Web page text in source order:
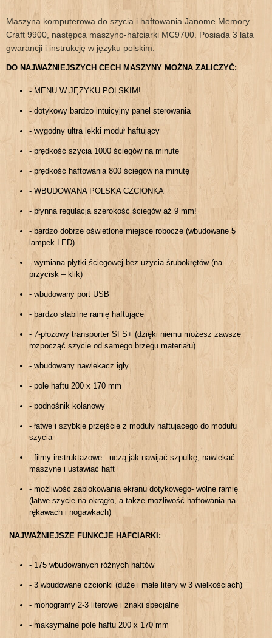
Maszyna komputerowa do szycia i haftowania Janome Memory
Craft 9900, następca maszyno-hafciarki MC9700. Posiada 3 lata
gwarancji i instrukcję w języku polskim.
DO NAJWAŻNIEJSZYCH CECH MASZYNY MOŻNA ZALICZYĆ:
- MENU W JĘZYKU POLSKIM!
- dotykowy bardzo intuicyjny panel sterowania
- wygodny ultra lekki moduł haftujący
- prędkość szycia 1000 ściegów na minutę
- prędkość haftowania 800 ściegów na minutę
- WBUDOWANA POLSKA CZCIONKA
- płynna regulacja szerokość ściegów aż 9 mm!
- bardzo dobrze oświetlone miejsce robocze (wbudowane 5
lampek LED)
- wymiana płytki ściegowej bez użycia śrubokrętów (na
przycisk – klik)
- wbudowany port USB
- bardzo stabilne ramię haftujące
- 7-płozowy transporter SFS+ (dzięki niemu możesz zawsze
rozpocząć szycie od samego brzegu materiału)
- wbudowany nawlekacz igły
- pole haftu 200 x 170 mm
- podnośnik kolanowy
- łatwe i szybkie przejście z moduły haftującego do modułu
szycia
- filmy instruktażowe - uczą jak nawijać szpulkę, nawlekać
maszynę i ustawiać haft
- możliwość zablokowania ekranu dotykowego- wolne ramię
(łatwe szycie na okrągło, a także możliwość haftowania na
rękawach i nogawkach)
NAJWAŻNIEJSZE FUNKCJE HAFCIARKI:
- 175 wbudowanych różnych haftów
- 3 wbudowane czcionki (duże i małe litery w 3 wielkościach)
- monogramy 2-3 literowe i znaki specjalne
- maksymalne pole haftu 200 x 170 mm